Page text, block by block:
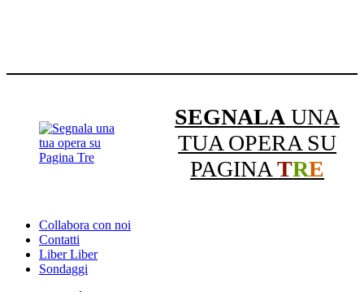
SEGNALA UNA
TUA OPERA SU
PAGINATRE
Collabora con noi
Contatti
Liber Liber
Sondaggi